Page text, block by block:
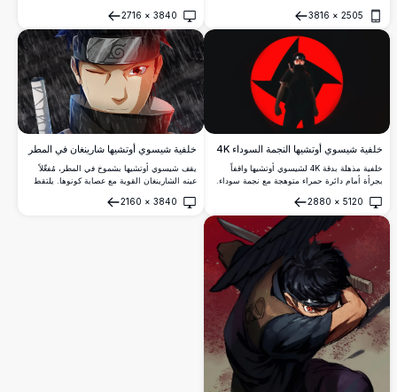
شاكرا البرق والجماليات السينمائية الداكنة التي
تجسّد قوة العشيرة وإرثها.
2505
×
3816
فتح
3840
×
2716
فتح
خلفية شيسوي أوتشيها النجمة السوداء 4K
خلفية مذهلة بدقة 4K لشيسوي أوتشيها واقفاً
بجرأة أمام دائرة حمراء متوهجة مع نجمة سوداء.
بأسلوب فني درامي داكن وعالي الدقة.
5120
×
2880
فتح
خلفية شيسوي أوتشيها شارينغان في المطر
يقف شيسوي أوتشيها بشموخ في المطر، مُفعِّلاً
عينه الشارينغان القوية مع عصابة كونوها. يلتقط
عزمه الشديد وروحه النينجا بشكل مثالي.
3840
×
2160
فتح